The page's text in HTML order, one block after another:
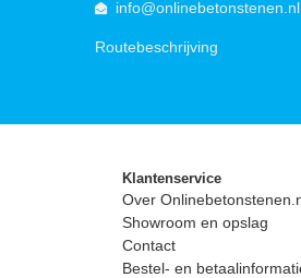
info@onlinebetonstenen.nl
Routebeschrijving
Klantenservice
Over
Showroom en opslag
Contact
Bestel- en